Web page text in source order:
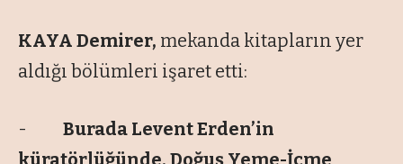
KAYA Demirer, mekanda kitapların yer
aldığı bölümleri işaret etti:
- Burada Levent Erden’in
küratörlüğünde, Doğuş Yeme-İçme